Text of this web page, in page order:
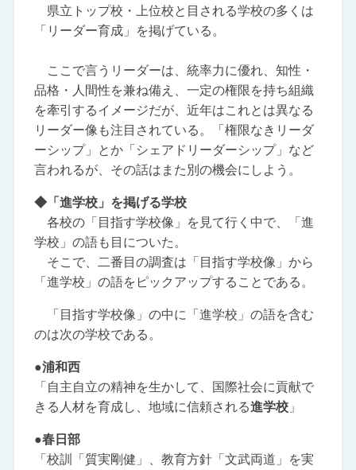
県立トップ校・上位校と目される学校の多くは
「リーダー育成」を掲げている。
ここで言うリーダーは、統率力に優れ、知性・
品格・人間性を兼ね備え、一定の権限を持ち組織
を牽引するイメージだが、近年はこれとは異なる
リーダー像も注目されている。「権限なきリーダ
ーシップ」とか「シェアドリーダーシップ」など
言われるが、その話はまた別の機会にしよう。
◆「進学校」を掲げる学校
各校の「目指す学校像」を見て行く中で、「進
学校」の語も目についた。
そこで、二番目の調査は「目指す学校像」から
「進学校」の語をピックアップすることである。
「目指す学校像」の中に「進学校」の語を含む
のは次の学校である。
●浦和西
「自主自立の精神を生かして、国際社会に貢献で
きる人材を育成し、地域に信頼される進学校」
●春日部
「校訓「質実剛健」、教育方針「文武両道」を実